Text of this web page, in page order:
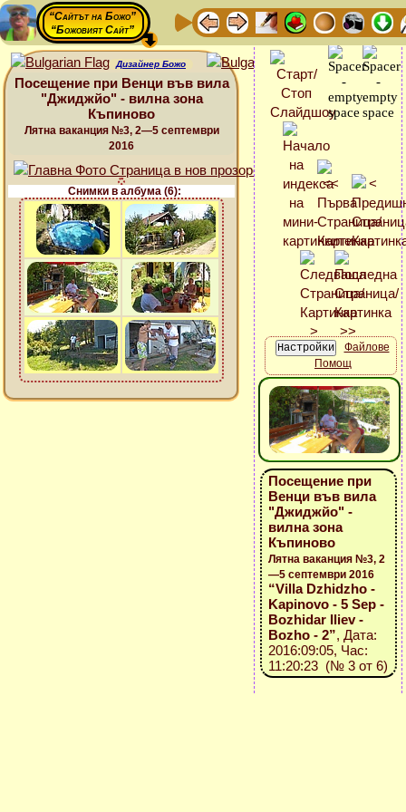
“Сайтът на Божо”
“Божовият Сайт”
Дизайнер Божо
Посещение при Венци във вила
"Джиджйо" - вилна зона
Къпиново
Лятна ваканция №3, 2—5 септември
2016
Снимки в албума (6):
Файлове
Помощ
Посещение при
Венци във вила
"Джиджйо" -
вилна зона
Къпиново
Лятна ваканция №3, 2
—5 септември 2016
“Villa Dzhidzho -
Kapinovo - 5 Sep -
Bozhidar Iliev -
Bozho - 2”, Дата:
2016:09:05, Час:
11:20:23 (№ 3 от 6)